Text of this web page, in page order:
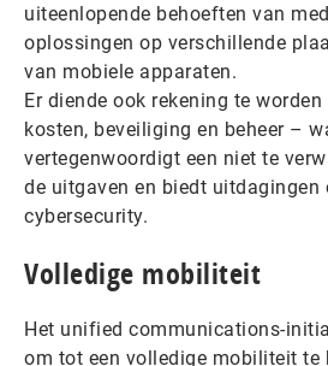
uiteenlopende behoeften van
oplossingen op verschillende
van mobiele apparaten.
Er diende ook rekening te
kosten, beveiliging en beheer –
vertegenwoordigt een niet te
de uitgaven en biedt uitdagingen
cybersecurity.
Volledige mobiliteit
Het unified communications-
om tot een volledige mobiliteit te